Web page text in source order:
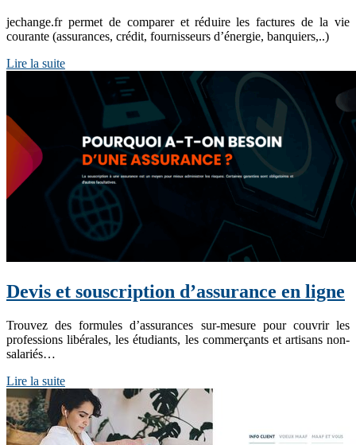
jechange.fr permet de comparer et réduire les factures de la vie
courante (assurances, crédit, fournisseurs d’énergie, banquiers,..)
Lire la suite
Devis et souscription d’assurance en ligne
Trouvez des formules d’assurances sur-mesure pour couvrir les
professions libérales, les étudiants, les commerçants et artisans non-
salariés…
Lire la suite